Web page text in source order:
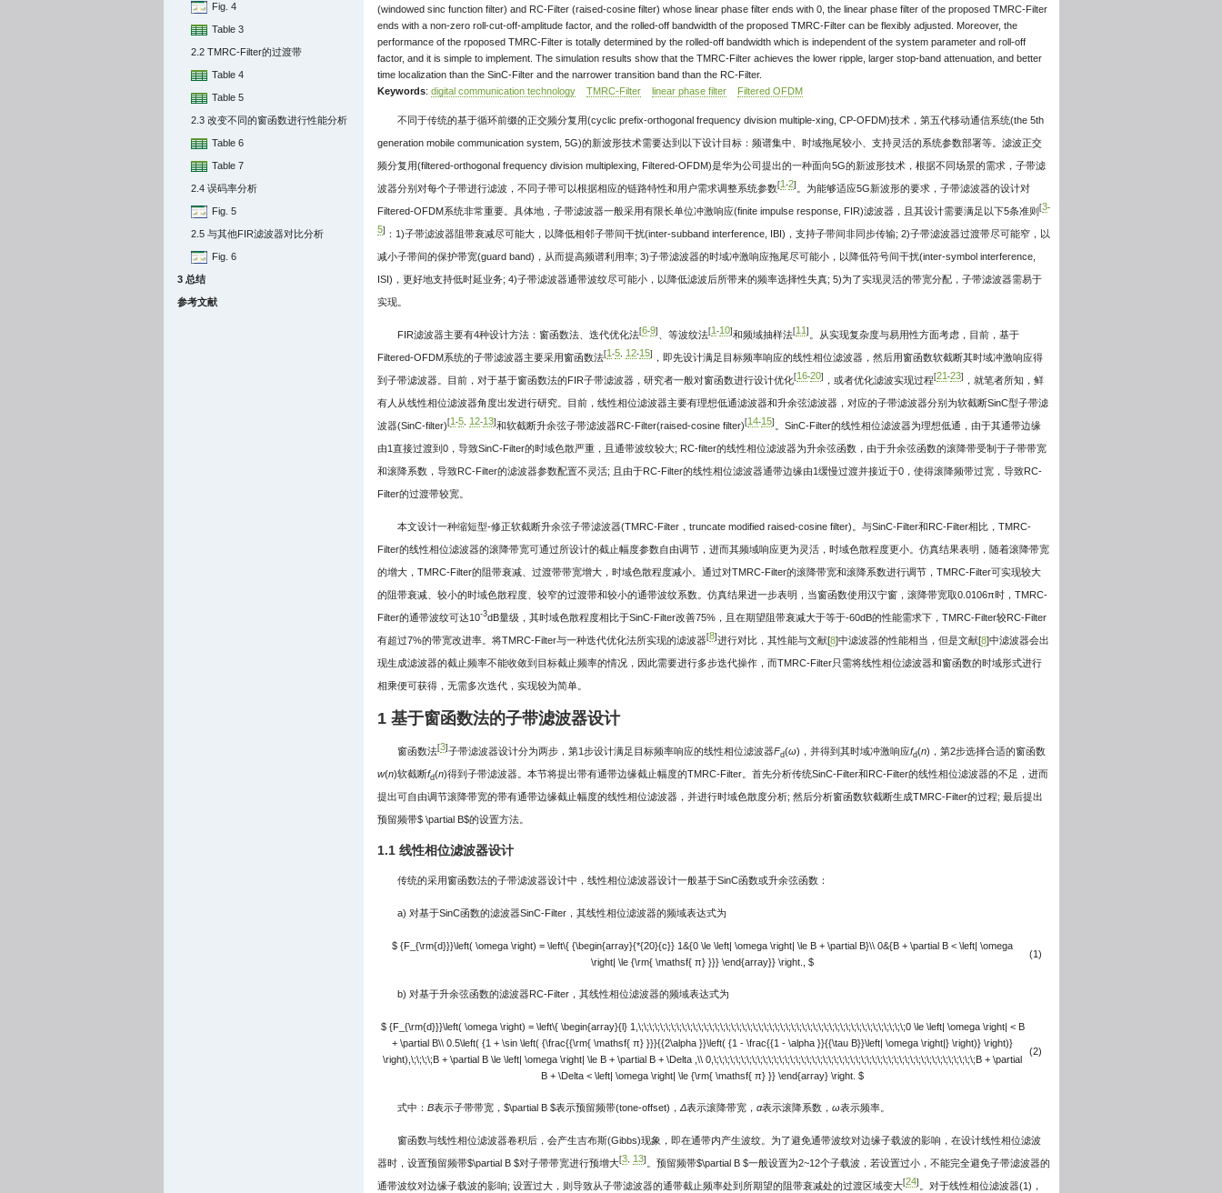
Fig. 4
Table 3
2.2 TMRC-Filter的过渡带
Table 4
Table 5
2.3 改变不同的窗函数进行性能分析
Table 6
Table 7
2.4 误码率分析
Fig. 5
2.5 与其他FIR滤波器对比分析
Fig. 6
3 总结
参考文献
(windowed sinc function filter) and RC-Filter (raised-cosine filter) whose linear phase filter ends with 0, the linear phase filter of the proposed TMRC-Filter
ends with a non-zero roll-cut-off-amplitude factor, and the rolled-off bandwidth of the proposed TMRC-Filter can be flexibly adjusted. Moreover, the
performance of the rpoposed TMRC-Filter is totally determined by the rolled-off bandwidth which is independent of the system parameter and roll-off
factor, and it is simple to implement. The simulation results show that the TMRC-Filter achieves the lower ripple, larger stop-band attenuation, and better
time localization than the SinC-Filter and the narrower transition band than the RC-Filter.
Keywords: digital communication technology TMRC-Filter linear phase filter Filtered OFDM
不同于传统的基于循环前缀的正交频分复用(cyclic prefix-orthogonal frequency division multiple-xing, CP-OFDM)技术，第五代移动通信系统(the 5th
generation mobile communication system, 5G)的新波形技术需要达到以下设计目标：频谱集中、时域拖尾较小、支持灵活的系统参数部署等。滤波正交
频分复用(filtered-orthogonal frequency division multiplexing, Filtered-OFDM)是华为公司提出的一种面向5G的新波形技术，根据不同场景的需求，子带滤
波器分别对每个子带进行滤波，不同子带可以根据相应的链路特性和用户需求调整系统参数[ 1-2] 。为能够适应5G新波形的要求，子带滤波器的设计对
Filtered-OFDM系统非常重要。具体地，子带滤波器一般采用有限长单位冲激响应(finite impulse response, FIR)滤波器，且其设计需要满足以下5条准则[ 3-
5] ：1)子带滤波器阻带衰减尽可能大，以降低相邻子带间干扰(inter-subband interference, IBI)，支持子带间非同步传输; 2)子带滤波器过渡带尽可能窄，以
减小子带间的保护带宽(guard band)，从而提高频谱利用率; 3)子带滤波器的时域冲激响应拖尾尽可能小，以降低符号间干扰(inter-symbol interference,
ISI)，更好地支持低时延业务; 4)子带滤波器通带波纹尽可能小，以降低滤波后所带来的频率选择性失真; 5)为了实现灵活的带宽分配，子带滤波器需易于
实现。
FIR滤波器主要有4种设计方法：窗函数法、迭代优化法 6-9] 、等波纹法 1-10] 和频域抽样法 11] 。从实现复杂度与易用性方面考虑，目前，基于
Filtered-OFDM系统的子带滤波器主要采用窗函数法 1-5, 12-15] ，即先设计满足目标频率响应的线性相位滤波器，然后用窗函数软截断其时域冲激响应得
到子带滤波器。目前，对于基于窗函数法的FIR子带滤波器，研究者一般对窗函数进行设计优化 16-20] ，或者优化滤波实现过程 21-23] ，就笔者所知，鲜
有人从线性相位滤波器角度出发进行研究。目前，线性相位滤波器主要有理想低通滤波器和升余弦滤波器，对应的子带滤波器分别为软截断SinC型子带滤
波器(SinC-filter) 1-5, 12-13] 和软截断升余弦子带滤波器RC-Filter(raised-cosine filter) 14-15] 。SinC-Filter的线性相位滤波器为理想低通，由于其通带边缘
由1直接过渡到0，导致SinC-Filter的时域色散严重，且通带波纹较大; RC-filter的线性相位滤波器为升余弦函数，由于升余弦函数的滚降带受制于子带带宽
和滚降系数，导致RC-Filter的滤波器参数配置不灵活; 且由于RC-Filter的线性相位滤波器通带边缘由1缓慢过渡并接近于0，使得滚降频带过宽，导致RC-
Filter的过渡带较宽。
本文设计一种缩短型-修正软截断升余弦子带滤波器(TMRC-Filter，truncate modified raised-cosine filter)。与SinC-Filter和RC-Filter相比，TMRC-
Filter的线性相位滤波器的滚降带宽可通过所设计的截止幅度参数自由调节，进而其频域响应更为灵活，时域色散程度更小。仿真结果表明，随着滚降带宽
的增大，TMRC-Filter的阻带衰减、过渡带带宽增大，时域色散程度减小。通过对TMRC-Filter的滚降带宽和滚降系数进行调节，TMRC-Filter可实现较大
的阻带衰减、较小的时域色散程度、较窄的过渡带和较小的通带波纹系数。仿真结果进一步表明，当窗函数使用汉宁窗，滚降带宽取0.0106π时，TMRC-
Filter的通带波纹可达10-3dB量级，其时域色散程度相比于SinC-Filter改善75%，且在期望阻带衰减大于等于-60dB的性能需求下，TMRC-Filter较RC-Filter
有超过7%的带宽改进率。将TMRC-Filter与一种迭代优化法所实现的滤波器 8] 进行对比，其性能与文献[8]中滤波器的性能相当，但是文献[8]中滤波器会出
现生成滤波器的截止频率不能收敛到目标截止频率的情况，因此需要进行多步迭代操作，而TMRC-Filter只需将线性相位滤波器和窗函数的时域形式进行
相乘便可获得，无需多次迭代，实现较为简单。
1 基于窗函数法的子带滤波器设计
窗函数法 3] 子带滤波器设计分为两步，第1步设计满足目标频率响应的线性相位滤波器Fd(ω)，并得到其时域冲激响应fd(n)，第2步选择合适的窗函数
w(n)软截断fd(n)得到子带滤波器。本节将提出带有通带边缘截止幅度的TMRC-Filter。首先分析传统SinC-Filter和RC-Filter的线性相位滤波器的不足，进而
提出可自由调节滚降带宽的带有通带边缘截止幅度的线性相位滤波器，并进行时域色散度分析; 然后分析窗函数软截断生成TMRC-Filter的过程; 最后提出
预留频带$ \partial B$的设置方法。
1.1 线性相位滤波器设计
传统的采用窗函数法的子带滤波器设计中，线性相位滤波器设计一般基于SinC函数或升余弦函数：
a) 对基于SinC函数的滤波器SinC-Filter，其线性相位滤波器的频域表达式为
$ {F_{\rm{d}}}\left( \omega \right) = \left\{ {\begin{array}{*{20}{c}} 1&{0 \le \left| \omega \right| \le B + \partial B}\\ 0&{B + \partial B < \left| \omega
\right| \le {\rm{ \mathsf{ π} }}} \end{array}} \right., $
(1)
b) 对基于升余弦函数的滤波器RC-Filter，其线性相位滤波器的频域表达式为
$ {F_{\rm{d}}}\left( \omega \right) = \left\{ \begin{array}{l} 1,\;\;\;\;\;\;\;\;\;\;\;\;\;\;\;\;\;\;\;\;\;\;\;\;\;\;\;\;\;\;\;\;\;\;\;\;\;\;\;\;\;\;\;\;\;\;\;\;\;0 \le \left| \omega \right| < B
+ \partial B\\ 0.5\left( {1 + \sin \left( {\frac{{\rm{ \mathsf{ π} }}}{{2\alpha }}\left( {1 - \frac{{1 - \alpha }}{{\tau B}}\left| \omega \right|} \right)} \right)}
\right),\;\;\;\;B + \partial B \le \left| \omega \right| \le B + \partial B + \Delta ,\\ 0,\;\;\;\;\;\;\;\;\;\;\;\;\;\;\;\;\;\;\;\;\;\;\;\;\;\;\;\;\;\;\;\;\;\;\;\;\;\;\;\;\;\;\;\;\;\;\;\;B + \partial
B + \Delta < \left| \omega \right| \le {\rm{ \mathsf{ π} }} \end{array} \right. $
(2)
式中： B表示子带带宽， $\partial B $表示预留频带(tone-offset)， Δ表示滚降带宽， α表示滚降系数， ω表示频率。
窗函数与线性相位滤波器卷积后，会产生吉布斯(Gibbs)现象，即在通带内产生波纹。为了避免通带波纹对边缘子载波的影响，在设计线性相位滤波
器时，设置预留频带$\partial B $对子带带宽进行预增大[ 3, 13] 。预留频带$\partial B $一般设置为2~12个子载波，若设置过小，不能完全避免子带滤波器的
通带波纹对边缘子载波的影响; 设置过大，则导致从子带滤波器的通带截止频率处到所期望的阻带衰减处的过渡区域变大[ 24] 。对于线性相位滤波器(1)，